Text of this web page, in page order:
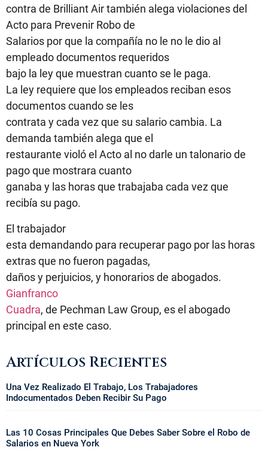
contra de Brilliant Air también alega violaciones del
Acto para Prevenir Robo de
Salarios por que la compañía no le no le dio al
empleado documentos requeridos
bajo la ley que muestran cuanto se le paga.
La ley requiere que los empleados reciban esos
documentos cuando se les
contrata y cada vez que su salario cambia. La
demanda también alega que el
restaurante violó el Acto al no darle un talonario de
pago que mostrara cuanto
ganaba y las horas que trabajaba cada vez que
recibía su pago.
El trabajador
esta demandando para recuperar pago por las horas
extras que no fueron pagadas,
daños y perjuicios, y honorarios de abogados.
Gianfranco
Cuadra, de Pechman Law Group, es el abogado
principal en este caso.
Artículos Recientes
Una Vez Realizado El Trabajo, Los Trabajadores
Indocumentados Deben Recibir Su Pago
Las 10 Cosas Principales Que Debes Saber Sobre el Robo de
Salarios en Nueva York